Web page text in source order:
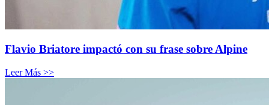
Flavio Briatore impactó con su frase sobre Alpine
Leer Más >>